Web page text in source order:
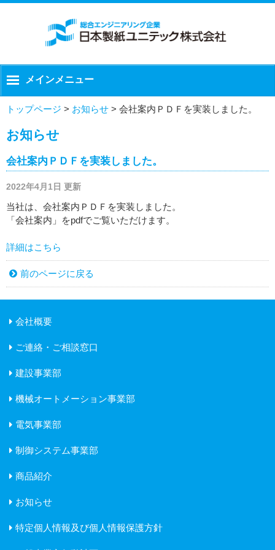
メインメニュー
トップページ > お知らせ > 会社案内ＰＤＦを実装しました。
お知らせ
会社案内ＰＤＦを実装しました。
2022年4月1日 更新
当社は、会社案内ＰＤＦを実装しました。
「会社案内」をpdfでご覧いただけます。
詳細はこちら
前のページに戻る
会社概要
ご連絡・ご相談窓口
建設事業部
機械オートメーション事業部
電気事業部
制御システム事業部
商品紹介
お知らせ
特定個人情報及び個人情報保護方針